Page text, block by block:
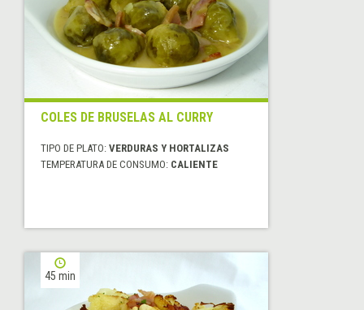
COLES DE BRUSELAS AL CURRY
TIPO DE PLATO: VERDURAS Y HORTALIZAS
TEMPERATURA DE CONSUMO: CALIENTE
45 min